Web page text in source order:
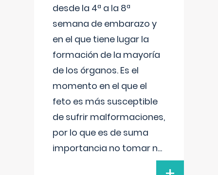
desde la 4ª a la 8ª
semana de embarazo y
en el que tiene lugar la
formación de la mayoría
de los órganos. Es el
momento en el que el
feto es más susceptible
de sufrir malformaciones,
por lo que es de suma
importancia no tomar n...